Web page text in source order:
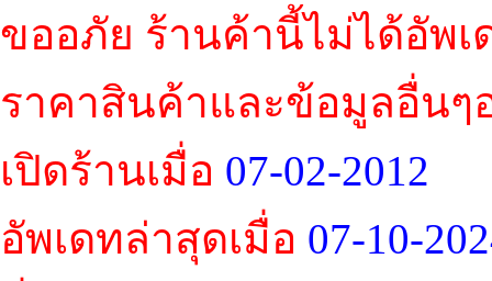
ขออภัย ร้านค้านี้ไม่ได้อัพเ
ราคาสินค้าและข้อมูลอื่นๆ
เปิดร้านเมื่อ 07-02-2012
อัพเดทล่าสุดเมื่อ 07-10-